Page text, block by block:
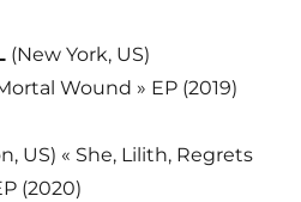
(New York, US)
Wound » EP (2019)
US) « She, Lilith, Regrets
(2020)